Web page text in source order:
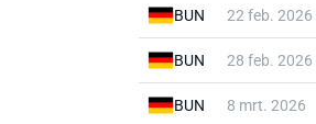
BUN 22 feb. 2026
BUN 28 feb. 2026
BUN 8 mrt. 2026